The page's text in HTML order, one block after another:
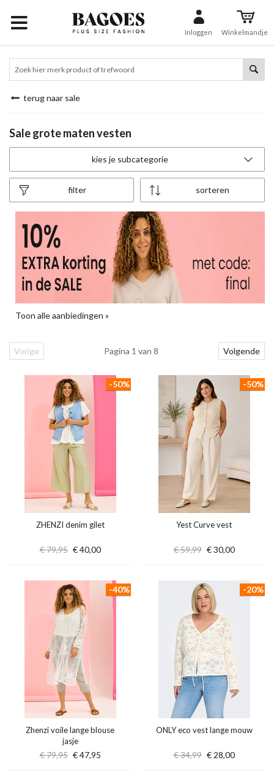
Inloggen Winkelmandje
terug naar sale
Sale grote maten vesten
kies je subcategorie
sorteren
filter
Toon alle aanbiedingen »
Vorige Pagina 1 van 8 Volgende
ZHENZI denim gilet
€ 79,95 € 40,00
-50%
Yest Curve vest
€ 59,99 € 30,00
-50%
Zhenzi voile lange blouse
jasje
€ 79,95 € 47,95
-40%
ONLY eco vest lange mouw
€ 34,99 € 28,00
-20%